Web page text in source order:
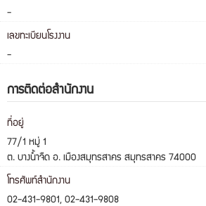
-
เลขทะเบียนโรงงาน
-
การติดต่อสำนักงาน
ที่อยู่
77/1 หมู่ 1
ต. บางน้ำจืด อ. เมืองสมุทรสาคร สมุทรสาคร 74000
โทรศัพท์สำนักงาน
02-431-9801, 02-431-9808